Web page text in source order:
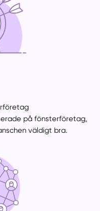
på fönsterföretag,
väldigt bra.